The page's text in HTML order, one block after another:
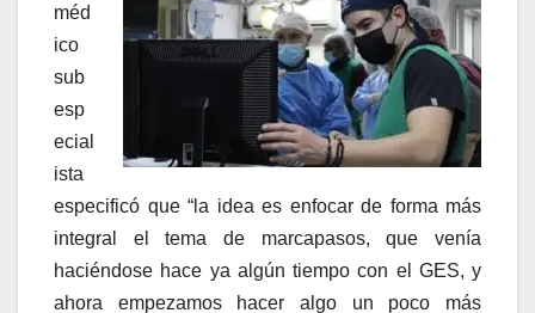
méd
ico
sub
esp
ecial
ista
especificó que “la idea es enfocar de forma más
integral el tema de marcapasos, que venía
haciéndose hace ya algún tiempo con el GES, y
ahora empezamos hacer algo un poco más